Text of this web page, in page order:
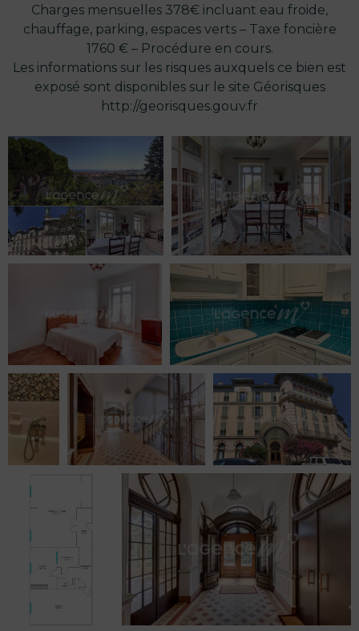
Charges mensuelles 378€ incluant eau froide,
chauffage, parking, espaces verts – Taxe foncière
1760 € – Procédure en cours.
Les informations sur les risques auxquels ce bien est
exposé sont disponibles sur le site Géorisques
http://georisques.gouv.fr